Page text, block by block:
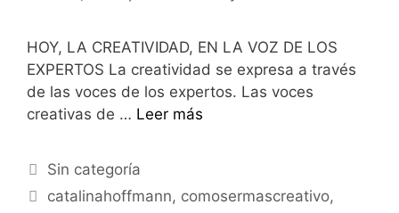
HOY, LA CREATIVIDAD, EN LA VOZ DE LOS
EXPERTOS La creatividad se expresa a través
de las voces de los expertos. Las voces
creativas de … Leer más
Sin categoría
catalinahoffmann, comosermascreativo,